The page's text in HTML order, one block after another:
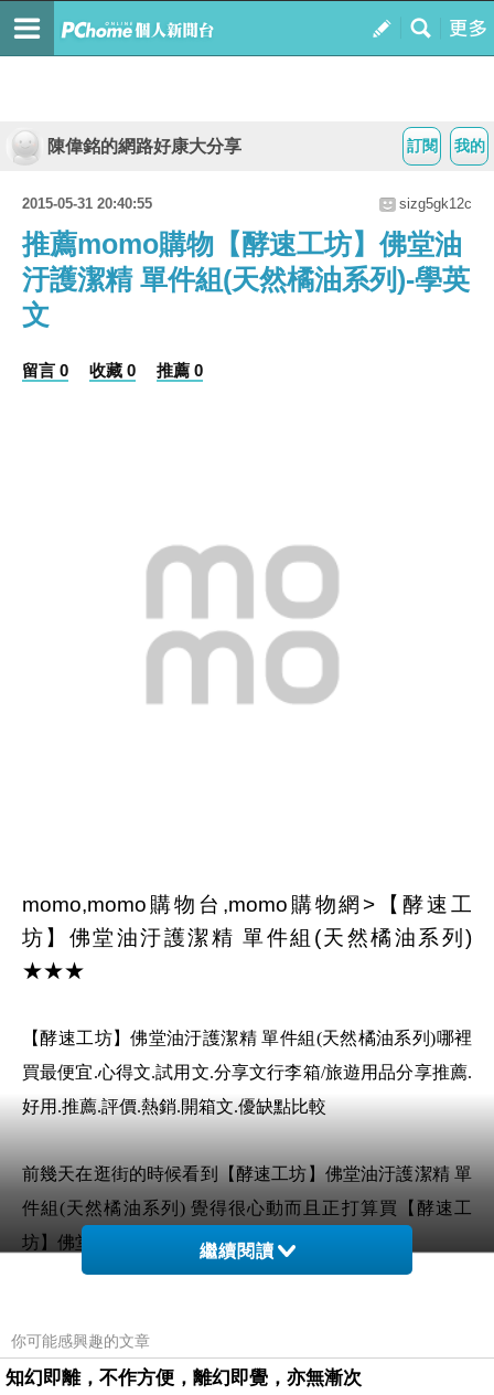
我的
訂閱
陳偉銘的網路好康大分享
2015-05-31 20:40:55 sizg5gk12c
推薦momo購物【酵速工坊】佛堂油
汙護潔精 單件組(天然橘油系列)-學英
文
留言 0 收藏 0 推薦 0
momo,momo購物台,momo購物網>【酵速工
坊】佛堂油汙護潔精 單件組(天然橘油系列)
★★★
【酵速工坊】佛堂油汙護潔精 單件組(天然橘油系列)哪裡
買最便宜.心得文.試用文.分享文行李箱/旅遊用品分享推薦.
好用.推薦.評價.熱銷.開箱文.優缺點比較
前幾天在逛街的時候看到【酵速工坊】佛堂油汙護潔精 單
件組(天然橘油系列) 覺得很心動而且正打算買【酵速工
坊】佛堂油汙護潔精 單件組(天然橘油系列)
系列) 在網路上買應該會比較便宜，【酵速工坊】佛堂油
汙護潔精 單件組(天然橘油系列)而且24小時都能買，上網
繼續閱讀
你可能感興趣的文章
知幻即離，不作方便，離幻即覺，亦無漸次